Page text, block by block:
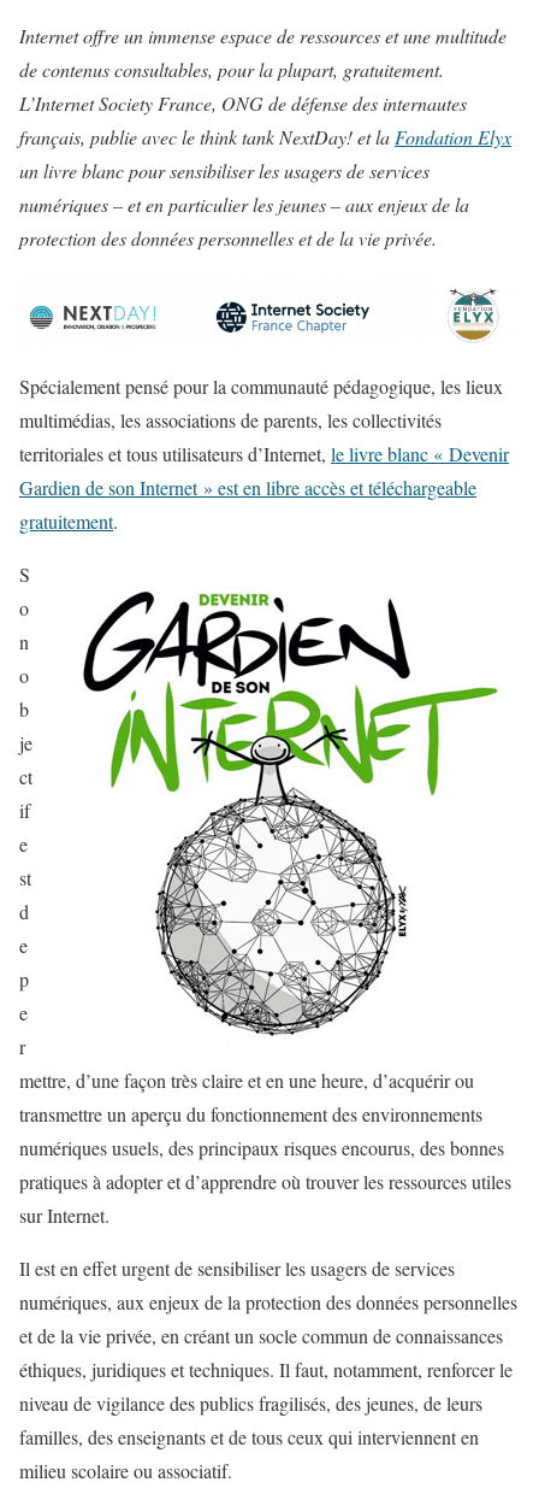
Internet offre un immense espace de ressources et une multitude
de contenus consultables, pour la plupart, gratuitement.
L’Internet Society France, ONG de défense des internautes
français, publie avec le think tank NextDay! et la Fondation Elyx
un livre blanc pour sensibiliser les usagers de services
numériques – et en particulier les jeunes – aux enjeux de la
protection des données personnelles et de la vie privée.
Spécialement pensé pour la communauté pédagogique, les lieux
multimédias, les associations de parents, les collectivités
territoriales et tous utilisateurs d’Internet, le livre blanc « Devenir
Gardien de son Internet » est en libre accès et téléchargeable
gratuitement.
S
o
n
o
b
je
ct
if
e
st
d
e
p
e
r
mettre, d’une façon très claire et en une heure, d’acquérir ou
transmettre un aperçu du fonctionnement des environnements
numériques usuels, des principaux risques encourus, des bonnes
pratiques à adopter et d’apprendre où trouver les ressources utiles
sur Internet.
Il est en effet urgent de sensibiliser les usagers de services
numériques, aux enjeux de la protection des données personnelles
et de la vie privée, en créant un socle commun de connaissances
éthiques, juridiques et techniques. Il faut, notamment, renforcer le
niveau de vigilance des publics fragilisés, des jeunes, de leurs
familles, des enseignants et de tous ceux qui interviennent en
milieu scolaire ou associatif.